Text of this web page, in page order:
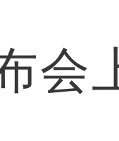
会